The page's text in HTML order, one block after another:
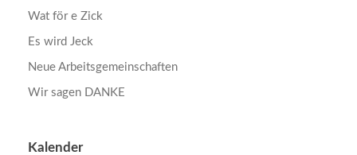
Wat för e Zick
Es wird Jeck
Neue Arbeitsgemeinschaften
Wir sagen DANKE
Kalender